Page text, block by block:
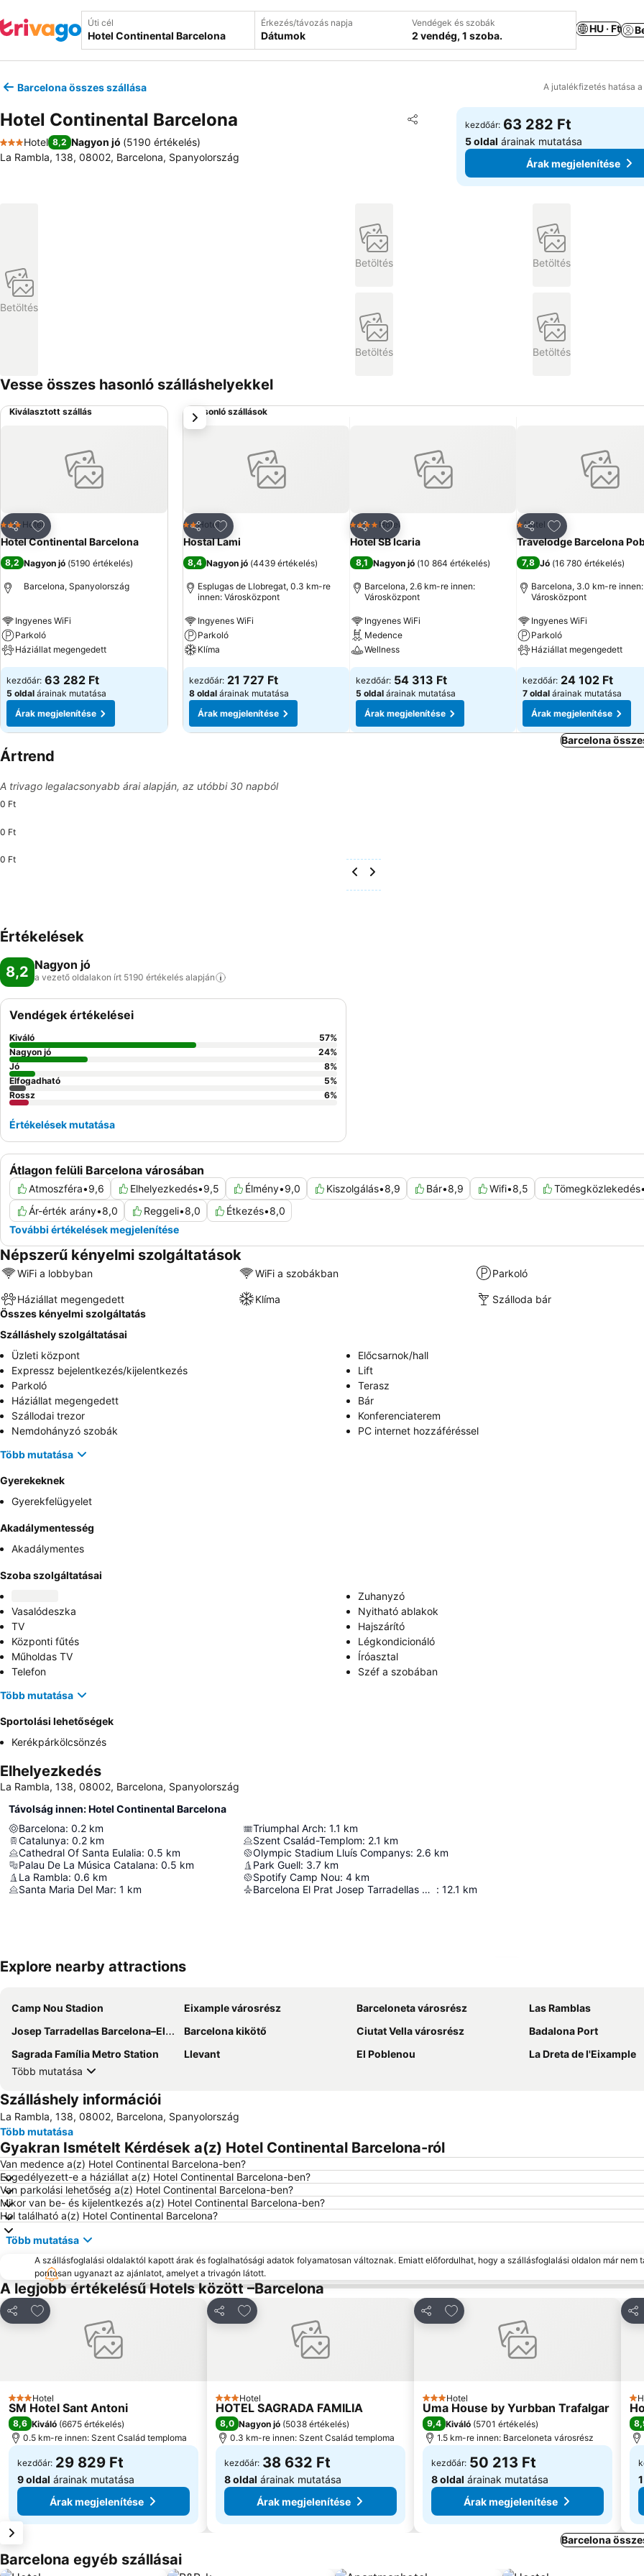
Úti cél Érkezés/távozás napja
Dátumok
Vendégek és szobák
2 vendég, 1 szoba.
HU · Ft
Barcelona összes szállása A jutalékfizetés hatása
Hotel Continental Barcelona Megosztás
Hozzáadás a kedvencekhez
3 Kategória
Hotel 8,2 Nagyon jó (5190 értékelés)
La Rambla, 138, 08002, Barcelona, Spanyolország
kezdőár: 63 282 Ft
5 oldal árainak mutatása
Árak megjelenítése
Betöltés
Betöltés Betöltés
Betöltés Betöltés
Vesse összes hasonló szálláshelyekkel
Kiválasztott szállás
Megosztás
Hozzáadás a kedvencekhez
3 Kategória
Hotel
Hotel Continental Barcelona
8,2 Nagyon jó (5190 értékelés)
Barcelona, Spanyolország
Ingyenes WiFi
Parkoló
Háziállat megengedett
kezdőár: 63 282 Ft
5 oldal árainak mutatása
Árak megjelenítése
Hasonló szállások
Megosztás
Hozzáadás a kedvencekhez
2 Kategória
Hotel
Hostal Lami
8,4 Nagyon jó (4439 értékelés)
Esplugas de Llobregat, 0.3 km-re
innen: Városközpont
Ingyenes WiFi
Parkoló
Klíma
kezdőár: 21 727 Ft
8 oldal árainak mutatása
Árak megjelenítése
Megosztás
Hozzáadás a kedvencekhez
4 Kategória
Hotel
Hotel SB Icaria
8,1 Nagyon jó (10 864 értékelés)
Barcelona, 2.6 km-re innen:
Városközpont
Ingyenes WiFi
Medence
Wellness
kezdőár: 54 313 Ft
5 oldal árainak mutatása
Árak megjelenítése
Megosztás
Hozzáadás a
1 Kategória
Hotel
Travelodge Barcelona
7,8 Jó (16 780 értékelés)
Barcelona, 3.0 km-re innen:
Városközpont
Ingyenes WiFi
Parkoló
Háziállat megengedett
kezdőár: 24 102 Ft
7 oldal árainak mutatása
Árak megjelenítése
következő
Barcelona
Ártrend
A trivago legalacsonyabb árai alapján, az utóbbi 30 napból
0 Ft
0 Ft
0 Ft
Értékelések
8,2 Nagyon jó
a vezető oldalakon írt 5190 értékelés alapján
Átlagon felüli Barcelona városában
Atmoszféra•9,6 Elhelyezkedés•9,5 Élmény•9,0 Kiszolgálás•8,9 Bár•8,9 Wifi•8,5 Tömegközlekedés•
Ár-érték arány•8,0 Reggeli•8,0 Étkezés•8,0
További értékelések megjelenítése
Vendégek értékelései
Kiváló 57%
Nagyon jó
24%
Jó
8%
Elfogadható
5%
Rossz
6%
Értékelések mutatása
Népszerű kényelmi szolgáltatások
WiFi a lobbyban WiFi a szobákban Parkoló
Háziállat megengedett Klíma
Szálloda bár
Összes kényelmi szolgáltatás
Szálláshely szolgáltatásai
Üzleti központ
Előcsarnok/hall
Expressz bejelentkezés/kijelentkezés
Lift
Parkoló
Terasz
Háziállat megengedett
Bár
Szállodai trezor
Konferenciaterem
Nemdohányzó szobák
PC internet hozzáféréssel
Több mutatása
Gyerekeknek
Gyerekfelügyelet
Akadálymentesség
Akadálymentes
Szoba szolgáltatásai
Zuhanyzó
Vasalódeszka
Nyitható ablakok
TV
Hajszárító
Központi fűtés
Légkondicionáló
Műholdas TV
Íróasztal
Telefon
Széf a szobában
Több mutatása
Sportolási lehetőségek
Kerékpárkölcsönzés
Elhelyezkedés
La Rambla, 138, 08002, Barcelona, Spanyolország
Távolság innen: Hotel Continental Barcelona
Barcelona: 0.2 km
Catalunya: 0.2 km
Cathedral Of Santa Eulalia: 0.5 km
Palau De La Música Catalana: 0.5 km
La Rambla: 0.6 km
Santa Maria Del Mar: 1 km
Triumphal Arch: 1.1 km
Szent Család-Templom: 2.1 km
Olympic Stadium Lluís Companys: 2.6 km
Park Guell: 3.7 km
Spotify Camp Nou: 4 km
Barcelona El Prat Josep Tarradellas Airport : 12.1 km
Explore nearby attractions
Camp Nou Stadion Eixample városrész Barceloneta városrész
Las Ramblas
Josep Tarradellas Barcelona–El Prat Airport
Barcelona kikötő Ciutat Vella városrész
Badalona Port
Sagrada Família Metro Station
Llevant El Poblenou
La Dreta de l'Eixample
Több mutatása
Szálláshely információi
La Rambla, 138, 08002, Barcelona, Spanyolország
Több mutatása
Gyakran Ismételt Kérdések a(z) Hotel Continental Barcelona-ról
Van medence a(z) Hotel Continental Barcelona-ben?
Engedélyezett-e a háziállat a(z) Hotel Continental Barcelona-ben?
Van parkolási lehetőség a(z) Hotel Continental Barcelona-ben?
Mikor van be- és kijelentkezés a(z) Hotel Continental Barcelona-ben?
Hol található a(z) Hotel Continental Barcelona?
Több mutatása
A szállásfoglalási oldalaktól kapott árak és foglalhatósági adatok folyamatosan változnak. Emiatt előfordulhat, hogy a szállásfoglalási oldalon már nem
pontosan ugyanazt az ajánlatot, amelyet a trivagón látott.
A legjobb értékelésű Hotels között –Barcelona
Megosztás
Hozzáadás a kedvencekhez
3 Kategória
Hotel
SM Hotel Sant Antoni
8,6 Kiváló (6675 értékelés)
0.5 km-re innen: Szent Család temploma
kezdőár: 29 829 Ft
9 oldal árainak mutatása
Árak megjelenítése
Megosztás
Hozzáadás a kedvencekhez
3 Kategória
Hotel
HOTEL SAGRADA FAMILIA
8,0 Nagyon jó (5038 értékelés)
0.3 km-re innen: Szent Család temploma
kezdőár: 38 632 Ft
8 oldal árainak mutatása
Árak megjelenítése
Megosztás
Hozzáadás a kedvencekhez
3 Kategória
Hotel
Uma House by Yurbban Trafalgar
9,4 Kiváló (5701 értékelés)
1.5 km-re innen: Barceloneta városrész
kezdőár: 50 213 Ft
8 oldal árainak mutatása
Árak megjelenítése
1
Barcelona
Barcelona egyéb szállásai